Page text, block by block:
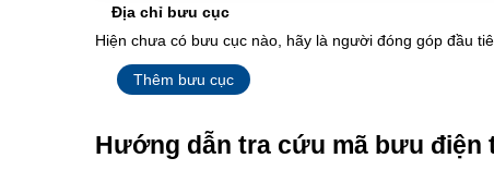
Địa chỉ bưu cục
Hiện chưa có bưu cục nào, hãy là người đóng góp đầu
Thêm bưu cục
Hướng dẫn tra cứu mã bưu điện